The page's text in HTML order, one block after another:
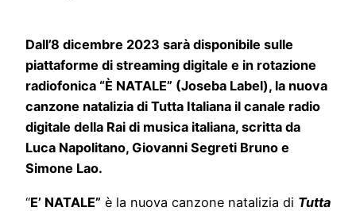
Dall’8 dicembre 2023 sarà disponibile sulle
piattaforme di streaming digitale e in rotazione
radiofonica “È NATALE” (Joseba Label), la nuova
canzone natalizia di Tutta Italiana il canale radio
digitale della Rai di musica italiana, scritta da
Luca Napolitano, Giovanni Segreti Bruno e
Simone Lao.
“E’ NATALE” è la nuova canzone natalizia di Tutta